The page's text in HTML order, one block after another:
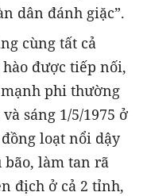
dân đánh giặc”.
cùng tất cả
được tiếp nối,
phi thường
sáng 1/5/1975 ở
loạt nổi dậy
làm tan rã
địch ở cả 2 tỉnh,